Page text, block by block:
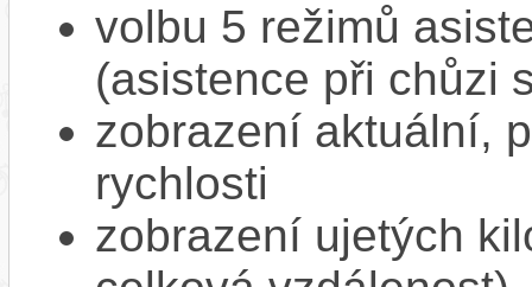
volbu 5 režimů
(asistence při chůzi
zobrazení aktuální,
rychlosti
zobrazení ujetých